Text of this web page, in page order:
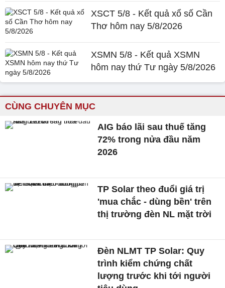
XSCT 5/8 - Kết quả xổ số Cần
Thơ hôm nay 5/8/2026
XSMN 5/8 - Kết quả XSMN
hôm nay thứ Tư ngày 5/8/2026
CÙNG CHUYÊN MỤC
AIG báo lãi sau thuế tăng
72% trong nửa đầu năm
2026
TP Solar theo đuổi giá trị
'mua chắc - dùng bền' trên
thị trường đèn NL mặt trời
Đèn NLMT TP Solar: Quy
trình kiểm chứng chất
lượng trước khi tới người